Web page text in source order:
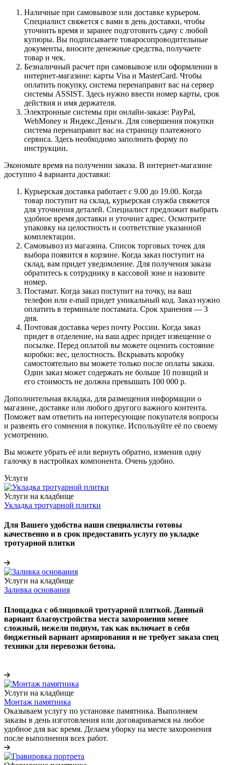
Наличные при самовывозе или доставке курьером.
Специалист свяжется с вами в день доставки, чтобы
уточнить время и заранее подготовить сдачу с любой
купюры. Вы подписываете товаросопроводительные
документы, вносите денежные средства, получаете
товар и чек.
Безналичный расчет при самовывозе или оформлении в
интернет-магазине: карты Visa и MasterCard. Чтобы
оплатить покупку, система перенаправит вас на сервер
системы ASSIST. Здесь нужно ввести номер карты, срок
действия и имя держателя.
Электронные системы при онлайн-заказе: PayPal,
WebMoney и Яндекс.Деньги. Для совершения покупки
система перенаправит вас на страницу платежного
сервиса. Здесь необходимо заполнить форму по
инструкции.
Экономьте время на получении заказа. В интернет-магазине
доступно 4 варианта доставки:
Курьерская доставка работает с 9.00 до 19.00. Когда
товар поступит на склад, курьерская служба свяжется
для уточнения деталей. Специалист предложит выбрать
удобное время доставки и уточнит адрес. Осмотрите
упаковку на целостность и соответствие указанной
комплектации.
Самовывоз из магазина. Список торговых точек для
выбора появится в корзине. Когда заказ поступит на
склад, вам придет уведомление. Для получения заказа
обратитесь к сотруднику в кассовой зоне и назовите
номер.
Постамат. Когда заказ поступит на точку, на ваш
телефон или e-mail придет уникальный код. Заказ нужно
оплатить в терминале постамата. Срок хранения — 3
дня.
Почтовая доставка через почту России. Когда заказ
придет в отделение, на ваш адрес придет извещение о
посылке. Перед оплатой вы можете оценить состояние
коробки: вес, целостность. Вскрывать коробку
самостоятельно вы можете только после оплаты заказа.
Один заказ может содержать не больше 10 позиций и
его стоимость не должна превышать 100 000 р.
Дополнительная вкладка, для размещения информации о
магазине, доставке или любого другого важного контента.
Поможет вам ответить на интересующие покупателя вопросы
и развеять его сомнения в покупке. Используйте её по своему
усмотрению.
Вы можете убрать её или вернуть обратно, изменив одну
галочку в настройках компонента. Очень удобно.
Услуги
Услуги на кладбище
Укладка тротуарной плитки
Для Вашего удобства наши специалисты готовы
качественно и в срок предоставить услугу по укладке
тротуарной плитки
Услуги на кладбище
Заливка основания
Площадка с облицовкой тротуарной плиткой. Данный
вариант благоустройства места захоронения менее
сложный, нежели подиум, так как включает в себя
бюджетный вариант армирования и не требует заказа спец
техники для перевозки бетона.
Услуги на кладбище
Монтаж памятника
Оказываем услугу по установке памятника. Выполняем
заказы в день изготовления или договариваемся на любое
удобное для вас время. Делаем уборку на месте захоронения
после выполнения всех работ.